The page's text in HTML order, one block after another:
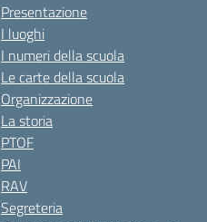
Presentazione
I luoghi
I numeri della scuola
Le carte della scuola
Organizzazione
La storia
PTOF
PAI
RAV
Segreteria